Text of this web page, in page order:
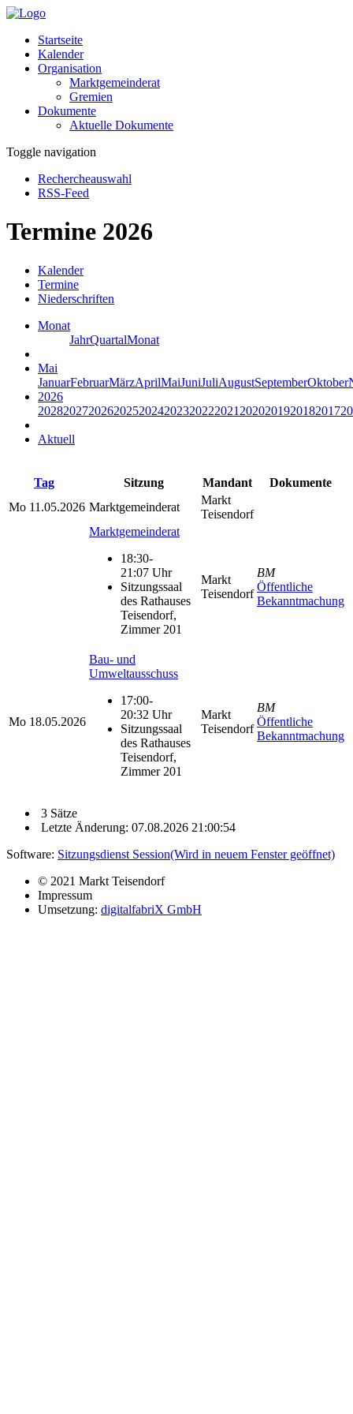
Startseite
Kalender
Organisation
Marktgemeinderat
Gremien
Dokumente
Aktuelle Dokumente
Toggle navigation
Rechercheauswahl
RSS-Feed
Termine 2026
Kalender
Termine
Niederschriften
Monat
JahrQuartalMonat
Mai
JanuarFebruarMärzAprilMaiJuniJuliAugustSeptemberOktober
2026
20282027202620252024202320222021 2020201920182017
Aktuell
Tag Sitzung Mandant
Dokumente
Mo 11.05.2026 Marktgemeinderat
Markt
Teisendorf
Marktgemeinderat
18:30-
21:07 Uhr
Sitzungssaal
des Rathauses
Teisendorf,
Zimmer 201
Markt
Teisendorf
BM
Öffentliche
Bekanntmachung
Mo 18.05.2026
Bau- und
Umweltausschuss
17:00-
20:32 Uhr
Sitzungssaal
des Rathauses
Teisendorf,
Zimmer 201
Markt
Teisendorf
BM
Öffentliche
Bekanntmachung
3 Sätze
Letzte Änderung: 07.08.2026 21:00:54
Software: Sitzungsdienst Session(Wird in neuem Fenster geöffnet)
© 2021 Markt Teisendorf
Impressum
Umsetzung: digitalfabriX GmbH